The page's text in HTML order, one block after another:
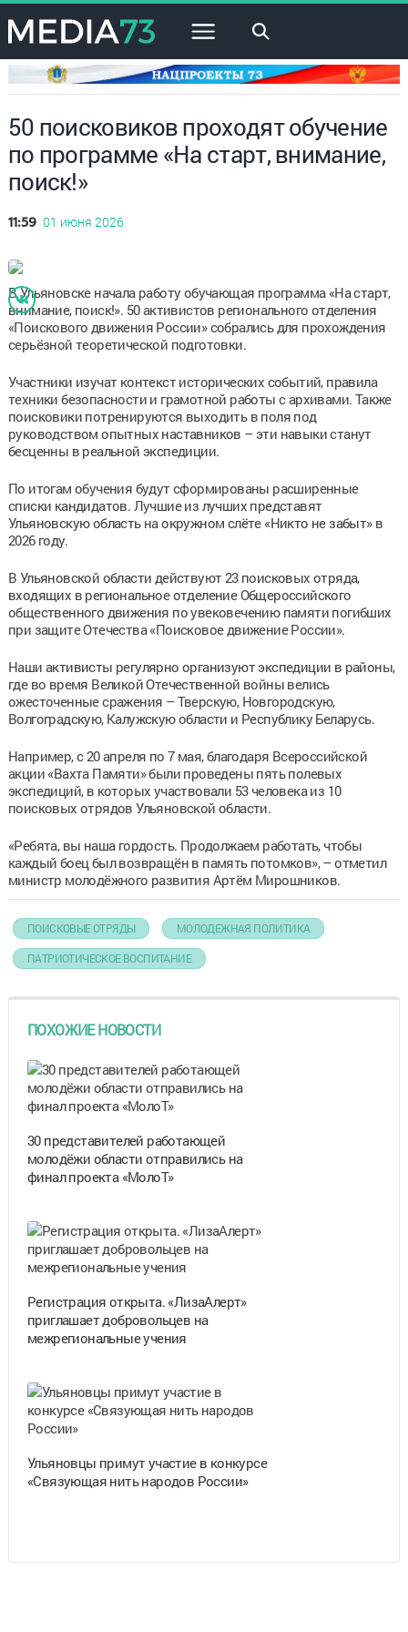
×
50 поисковиков проходят обучение
по программе «На старт, внимание,
поиск!»
11:59 01 июня 2026
В Ульяновске начала работу обучающая программа «На старт,
внимание, поиск!». 50 активистов регионального отделения
«Поискового движения России» собрались для прохождения
серьёзной теоретической подготовки.
Участники изучат контекст исторических событий, правила
техники безопасности и грамотной работы с архивами. Также
поисковики потренируются выходить в поля под
руководством опытных наставников – эти навыки станут
бесценны в реальной экспедиции.
По итогам обучения будут сформированы расширенные
списки кандидатов. Лучшие из лучших представят
Ульяновскую область на окружном слёте «Никто не забыт» в
2026 году.
В Ульяновской области действуют 23 поисковых отряда,
входящих в региональное отделение Общероссийского
общественного движения по увековечению памяти погибших
при защите Отечества «Поисковое движение России».
Наши активисты регулярно организуют экспедиции в районы,
где во время Великой Отечественной войны велись
ожесточенные сражения – Тверскую, Новгородскую,
Волгоградскую, Калужскую области и Республику Беларусь.
Например, с 20 апреля по 7 мая, благодаря Всероссийской
акции «Вахта Памяти» были проведены пять полевых
экспедиций, в которых участвовали 53 человека из 10
поисковых отрядов Ульяновской области.
«Ребята, вы наша гордость. Продолжаем работать, чтобы
каждый боец был возвращён в память потомков», – отметил
министр молодёжного развития Артём Мирошников.
ПОИСКОВЫЕ ОТРЯДЫ МОЛОДЕЖНАЯ ПОЛИТИКА
ПАТРИОТИЧЕСКОЕ ВОСПИТАНИЕ
ПОХОЖИЕ НОВОСТИ
30 представителей работающей
молодёжи области отправились на
финал проекта «МолоТ»
Регистрация открыта. «ЛизаАлерт»
приглашает добровольцев на
межрегиональные учения
Ульяновцы примут участие в конкурсе
«Связующая нить народов России»